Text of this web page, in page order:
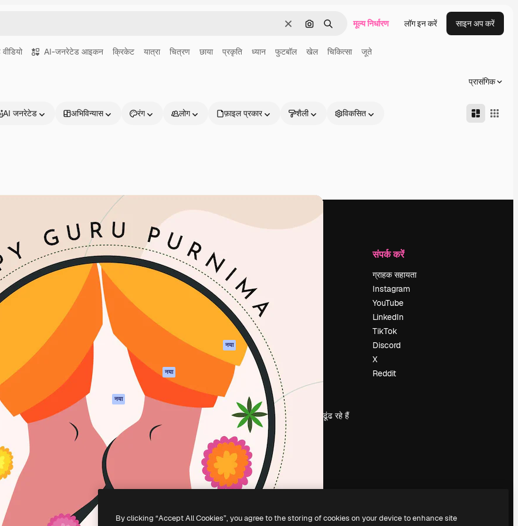
साफ़ इमेज से खोजें
खोजें मूल्य निर्धारण लॉग इन करें साइन अप करें
AI-जनरेटेड आइकन क्रिकेट यात्रा चित्रण छाया प्रकृति ध्यान फुटबॉल खेल चिकित्सा जूते
प्रासंगिक
AI जनरेटेड अभिविन्यास रंग लोग फ़ाइल प्रकार शैली विकसित
के लिए क्रिएटिव प्लेटफॉर्म।
और स्टूडियो में 1
प्रोडक्ट्स
Spaces
AI सहायक
एआई इमेज जेनरेटर
AI वीडियो जनरेटर
एआई वॉयस जनरेटर
स्टॉक सामग्री
Claude/ChatGPT
नया
नया
मोबाइल ऐप
सभी फ्रीपिक उपकरण
शुरू करें
Academy
दस्तावेज़ीकरण
सहायता
उपयोग की शर्तें
ओरिजिनल्स
नया
कुकीज़ नीति
एफिलिएट्स
सामग्री बेचें
प्रेस कक्ष
magnific.ai ढूंढ रहे हैं
संपर्क करें
ग्राहक सहायता
Instagram
YouTube
LinkedIn
TikTok
Discord
X
Reddit
Freepik Company S.L.U. सर्वाधिकार सुरक्षित
By clicking “Accept All Cookies”, you agree to the storing of cookies on your device to enhance site